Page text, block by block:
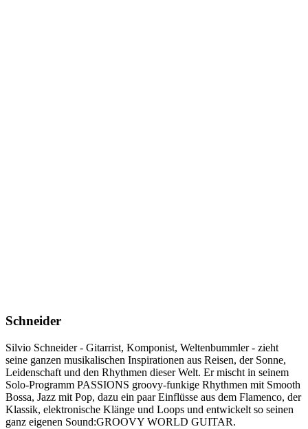
Schneider
Silvio Schneider - Gitarrist, Komponist, Weltenbummler - zieht
seine ganzen musikalischen Inspirationen aus Reisen, der Sonne,
Leidenschaft und den Rhythmen dieser Welt. Er mischt in seinem
Solo-Programm PASSIONS groovy-funkige Rhythmen mit Smooth
Bossa, Jazz mit Pop, dazu ein paar Einflüsse aus dem Flamenco, der
Klassik, elektronische Klänge und Loops und entwickelt so seinen
ganz eigenen Sound:GROOVY WORLD GUITAR.